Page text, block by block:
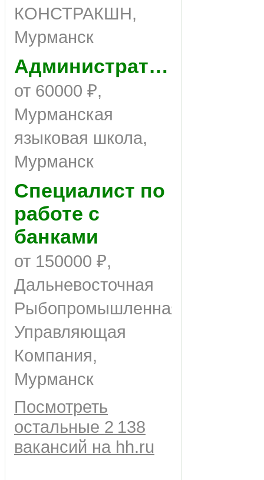
КОНСТРАКШН,
Мурманск
Администратор
от 60000 ₽,
Мурманская
языковая школа,
Мурманск
Специалист по
работе с
банками
от 150000 ₽,
Дальневосточная
Рыбопромышленная
Управляющая
Компания,
Мурманск
Посмотреть
остальные 2 138
вакансий на hh.ru